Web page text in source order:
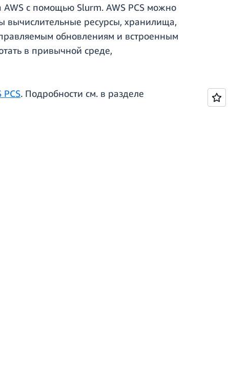
с помощью Slurm. AWS PCS можно
вычислительные ресурсы, хранилища,
обновлениям и встроенным
в привычной среде,
PCS. Подробности см. в разделе